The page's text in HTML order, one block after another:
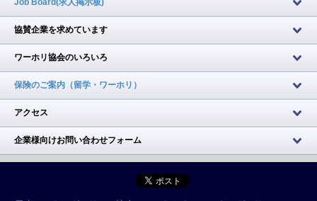
Job Board(求人掲示板)
協賛企業を求めています
ワーホリ協会のいろいろ
保険のご案内（留学・ワーホリ）
アクセス
企業様向けお問い合わせフォーム